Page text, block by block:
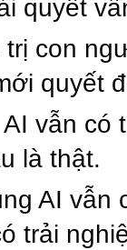
quyết
trị con
quyết
vẫn
là thật.
AI
trải